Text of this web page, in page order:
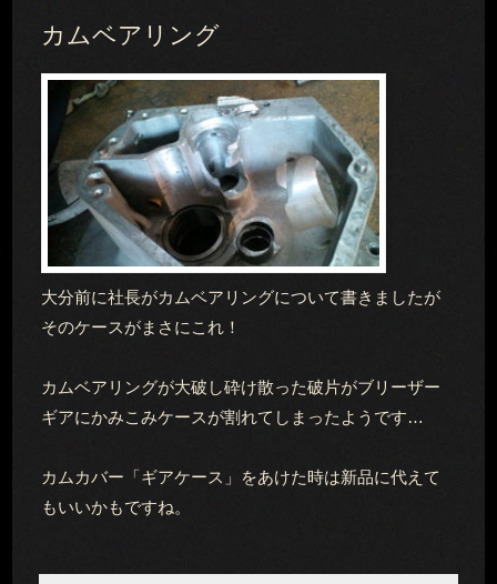
カムベアリング
大分前に社長がカムベアリングについて書きましたが
そのケースがまさにこれ！
カムベアリングが大破し砕け散った破片がブリーザー
ギアにかみこみケースが割れてしまったようです…
カムカバー「ギアケース」をあけた時は新品に代えて
もいいかもですね。